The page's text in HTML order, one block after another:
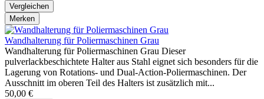
Vergleichen
Merken
Wandhalterung für Poliermaschinen Grau
Wandhalterung für Poliermaschinen Grau Dieser
pulverlackbeschichtete Halter aus Stahl eignet sich besonders für die
Lagerung von Rotations- und Dual-Action-Poliermaschinen. Der
Ausschnitt im oberen Teil des Halters ist zusätzlich mit...
50,00 €